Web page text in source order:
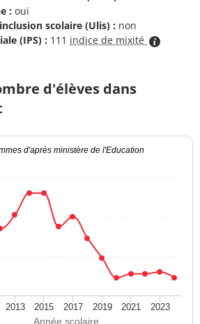
: oui
scolaire (Ulis) : non
(IPS) : 111 indice de mixité
d'élèves dans
Année scolaire
d'après ministère de l'Education
2013 2015 2017 2019 2021 2023